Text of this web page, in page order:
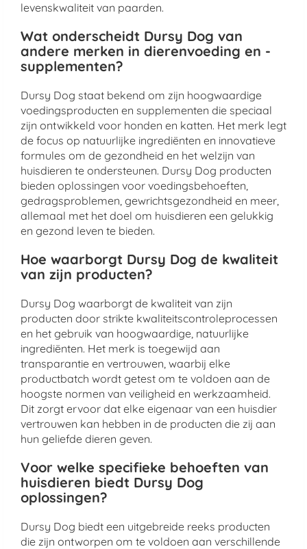
levenskwaliteit van paarden.
Wat onderscheidt Dursy Dog van
andere merken in dierenvoeding en -
supplementen?
Dursy Dog staat bekend om zijn hoogwaardige
voedingsproducten en supplementen die speciaal
zijn ontwikkeld voor honden en katten. Het merk legt
de focus op natuurlijke ingrediënten en innovatieve
formules om de gezondheid en het welzijn van
huisdieren te ondersteunen. Dursy Dog producten
bieden oplossingen voor voedingsbehoeften,
gedragsproblemen, gewrichtsgezondheid en meer,
allemaal met het doel om huisdieren een gelukkig
en gezond leven te bieden.
Hoe waarborgt Dursy Dog de kwaliteit
van zijn producten?
Dursy Dog waarborgt de kwaliteit van zijn
producten door strikte kwaliteitscontroleprocessen
en het gebruik van hoogwaardige, natuurlijke
ingrediënten. Het merk is toegewijd aan
transparantie en vertrouwen, waarbij elke
productbatch wordt getest om te voldoen aan de
hoogste normen van veiligheid en werkzaamheid.
Dit zorgt ervoor dat elke eigenaar van een huisdier
vertrouwen kan hebben in de producten die zij aan
hun geliefde dieren geven.
Voor welke specifieke behoeften van
huisdieren biedt Dursy Dog
oplossingen?
Dursy Dog biedt een uitgebreide reeks producten
die zijn ontworpen om te voldoen aan verschillende